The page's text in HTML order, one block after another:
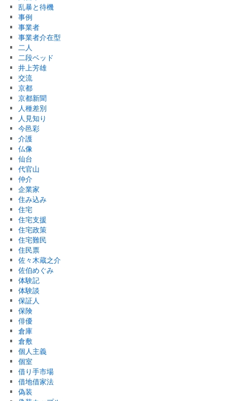
乱暴と待機
事例
事業者
事業者介在型
二人
二段ベッド
井上芳雄
交流
京都
京都新聞
人種差別
人見知り
今邑彩
介護
仏像
仙台
代官山
仲介
企業家
住み込み
住宅
住宅支援
住宅政策
住宅難民
住民票
佐々木蔵之介
佐伯めぐみ
体験記
体験談
保証人
保険
俳優
倉庫
倉敷
個人主義
個室
借り手市場
借地借家法
偽装